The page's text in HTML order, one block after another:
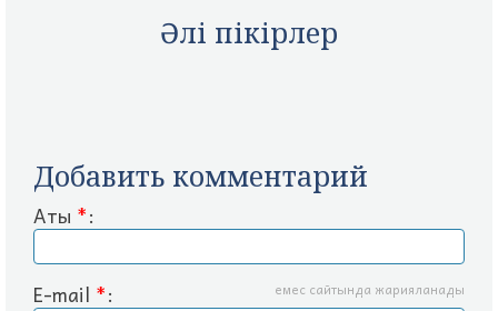
Әлі пікірлер
Добавить комментарий
Аты *:
E-mail *: емес сайтында жарияланады